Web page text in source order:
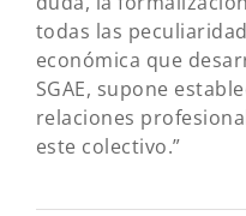
todas las
económica que
SGAE, supone
relaciones
este colectivo.”